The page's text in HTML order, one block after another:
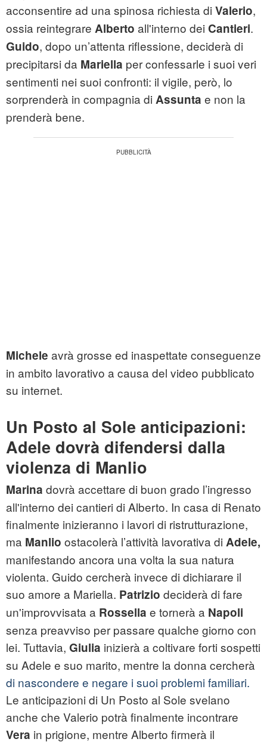
acconsentire ad una spinosa richiesta di Valerio,
ossia reintegrare Alberto all'interno dei Cantieri.
Guido, dopo un’attenta riflessione, deciderà di
precipitarsi da Mariella per confessarle i suoi veri
sentimenti nei suoi confronti: il vigile, però, lo
sorprenderà in compagnia di Assunta e non la
prenderà bene.
Michele avrà grosse ed inaspettate conseguenze
in ambito lavorativo a causa del video pubblicato
su internet.
Un Posto al Sole anticipazioni:
Adele dovrà difendersi dalla
violenza di Manlio
Marina dovrà accettare di buon grado l’ingresso
all'interno dei cantieri di Alberto. In casa di Renato
finalmente inizieranno i lavori di ristrutturazione,
ma Manlio ostacolerà l’attività lavorativa di Adele,
manifestando ancora una volta la sua natura
violenta. Guido cercherà invece di dichiarare il
suo amore a Mariella. Patrizio deciderà di fare
un'improvvisata a Rossella e tornerà a Napoli
senza preavviso per passare qualche giorno con
lei. Tuttavia, Giulia inizierà a coltivare forti sospetti
su Adele e suo marito, mentre la donna cercherà
di nascondere e negare i suoi problemi familiari.
Le anticipazioni di Un Posto al Sole svelano
anche che Valerio potrà finalmente incontrare
Vera in prigione, mentre Alberto firmerà il